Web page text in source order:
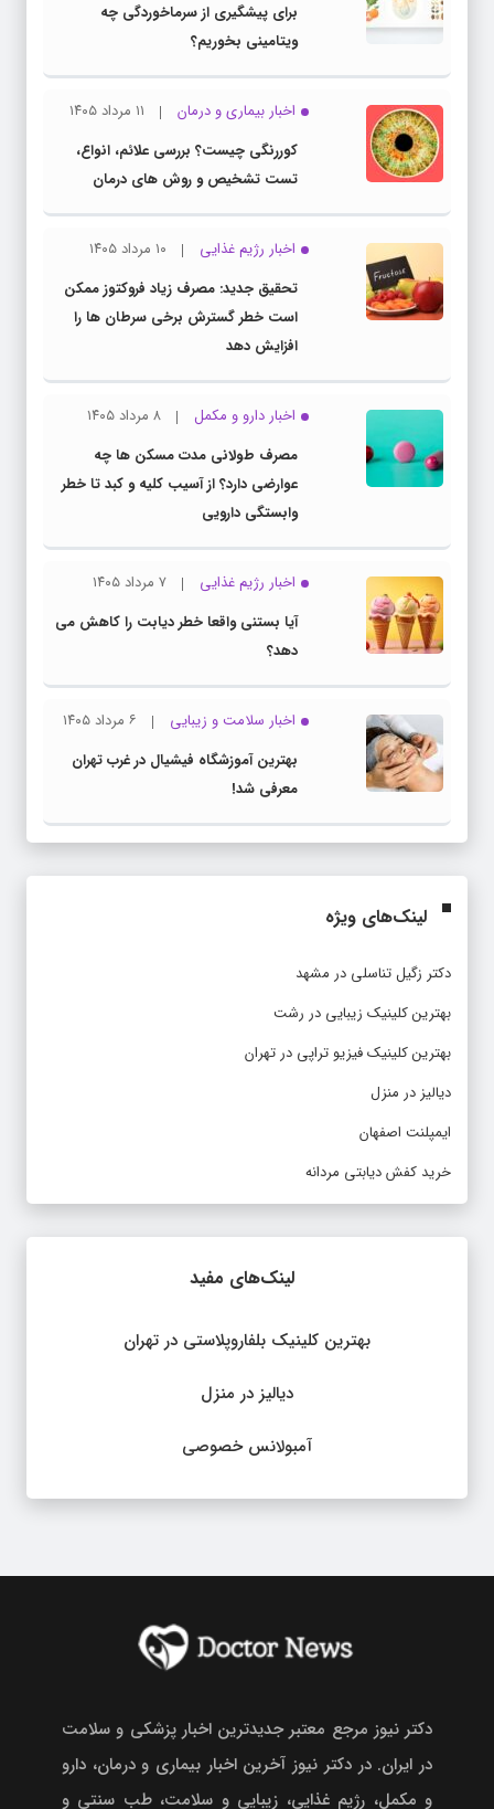
برای پیشگیری از سرماخوردگی چه
ویتامینی بخوریم؟
اخبار بیماری و درمان
۱۱ مرداد ۱۴۰۵
کوررنگی چیست؟ بررسی علائم، انواع،
تست تشخیص و روش های درمان
اخبار رژیم غذایی
۱۰ مرداد ۱۴۰۵
تحقیق جدید: مصرف زیاد فروکتوز ممکن
است خطر گسترش برخی سرطان ها را
افزایش دهد
اخبار دارو و مکمل
۸ مرداد ۱۴۰۵
مصرف طولانی مدت مسکن ها چه
عوارضی دارد؟ از آسیب کلیه و کبد تا خطر
وابستگی دارویی
اخبار رژیم غذایی
۷ مرداد ۱۴۰۵
آیا بستنی واقعا خطر دیابت را کاهش می
دهد؟
اخبار سلامت و زیبایی
۶ مرداد ۱۴۰۵
بهترین آموزشگاه فیشیال در غرب تهران
معرفی شد!
لینک‌های ویژه
دکتر زگیل تناسلی در مشهد
بهترین کلینیک زیبایی در رشت
بهترین کلینیک فیزیو تراپی در تهران
دیالیز در منزل
ایمپلنت اصفهان
خرید کفش دیابتی مردانه
لینک‌های مفید
بهترین کلینیک بلفاروپلاستی در تهران
دیالیز در منزل
آمبولانس خصوصی
دکتر نیوز مرجع معتبر جدیدترین اخبار پزشکی و سلامت
در ایران. در دکتر نیوز آخرین اخبار بیماری و درمان، دارو
و مکمل، رژیم غذایی، زیبایی و سلامت، طب سنتی و